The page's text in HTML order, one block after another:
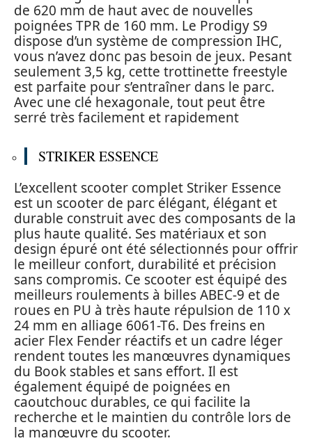
de 620 mm de haut avec de nouvelles
poignées TPR de 160 mm. Le Prodigy S9
dispose d’un système de compression IHC,
vous n’avez donc pas besoin de jeux. Pesant
seulement 3,5 kg, cette trottinette freestyle
est parfaite pour s’entraîner dans le parc.
Avec une clé hexagonale, tout peut être
serré très facilement et rapidement
STRIKER ESSENCE
L’excellent scooter complet Striker Essence
est un scooter de parc élégant, élégant et
durable construit avec des composants de la
plus haute qualité. Ses matériaux et son
design épuré ont été sélectionnés pour offrir
le meilleur confort, durabilité et précision
sans compromis. Ce scooter est équipé des
meilleurs roulements à billes ABEC-9 et de
roues en PU à très haute répulsion de 110 x
24 mm en alliage 6061-T6. Des freins en
acier Flex Fender réactifs et un cadre léger
rendent toutes les manœuvres dynamiques
du Book stables et sans effort. Il est
également équipé de poignées en
caoutchouc durables, ce qui facilite la
recherche et le maintien du contrôle lors de
la manœuvre du scooter.